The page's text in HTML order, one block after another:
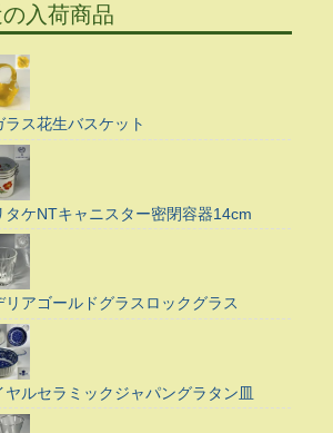
入荷商品
ラス花生バスケット
タケNTキャニスター密閉容器14cm
リアゴールドグラスロックグラス
ヤルセラミックジャパングラタン皿